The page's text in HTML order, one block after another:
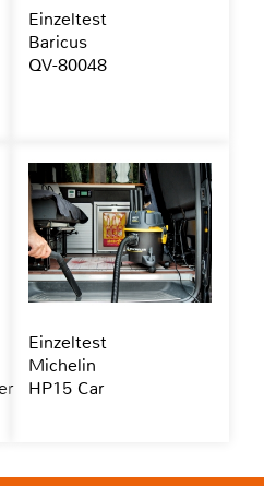
Einzeltest
Baricus
QV-80048
Einzeltest
Michelin
HP15 Car